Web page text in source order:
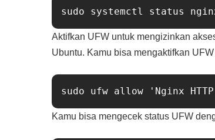
Aktifkan UFW untuk mengizinkan
Ubuntu. Kamu bisa mengaktifkan
Kamu bisa mengecek status UFW